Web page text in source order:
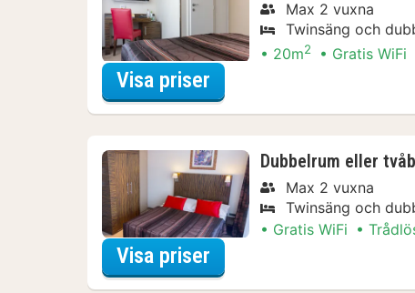
Max 2 vuxna
Twinsäng och
20m2 Gratis WiFi
Visa priser
Dubbelrum eller
Max 2 vuxna
Twinsäng och
Gratis WiFi
Visa priser